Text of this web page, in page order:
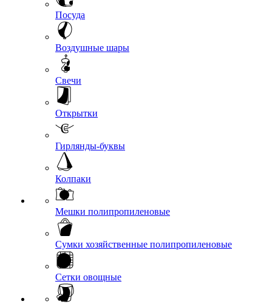
Посуда
Воздушные шары
Свечи
Открытки
Гирлянды-буквы
Колпаки
Мешки полипропиленовые
Сумки хозяйственные полипропиленовые
Сетки овощные